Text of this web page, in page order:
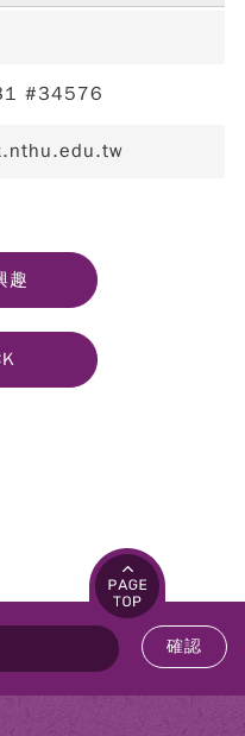
#34576
趣
確認